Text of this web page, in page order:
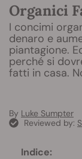
Organici
I concimi
denaro e
piantagione.
perché si
fatti in casa.
By Luke Sumpter
Reviewed by:
Indice: